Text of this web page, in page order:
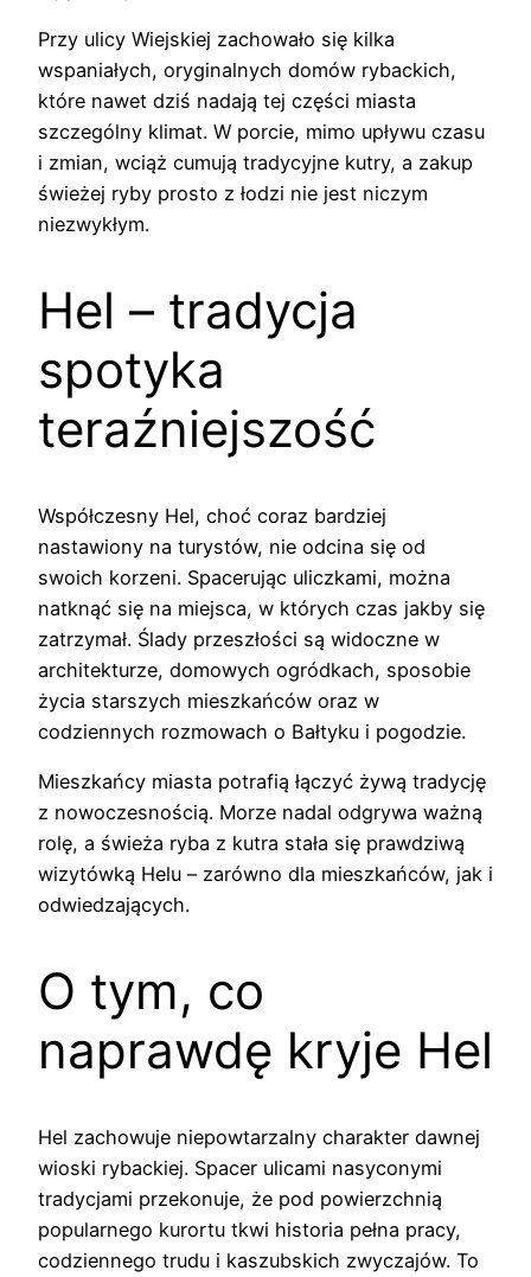
Przy ulicy Wiejskiej zachowało się kilka
wspaniałych, oryginalnych domów rybackich,
które nawet dziś nadają tej części miasta
szczególny klimat. W porcie, mimo upływu czasu
i zmian, wciąż cumują tradycyjne kutry, a zakup
świeżej ryby prosto z łodzi nie jest niczym
niezwykłym.
Hel – tradycja
spotyka
teraźniejszość
Współczesny Hel, choć coraz bardziej
nastawiony na turystów, nie odcina się od
swoich korzeni. Spacerując uliczkami, można
natknąć się na miejsca, w których czas jakby się
zatrzymał. Ślady przeszłości są widoczne w
architekturze, domowych ogródkach, sposobie
życia starszych mieszkańców oraz w
codziennych rozmowach o Bałtyku i pogodzie.
Mieszkańcy miasta potrafią łączyć żywą tradycję
z nowoczesnością. Morze nadal odgrywa ważną
rolę, a świeża ryba z kutra stała się prawdziwą
wizytówką Helu – zarówno dla mieszkańców, jak i
odwiedzających.
O tym, co
naprawdę kryje Hel
Hel zachowuje niepowtarzalny charakter dawnej
wioski rybackiej. Spacer ulicami nasyconymi
tradycjami przekonuje, że pod powierzchnią
popularnego kurortu tkwi historia pełna pracy,
codziennego trudu i kaszubskich zwyczajów. To